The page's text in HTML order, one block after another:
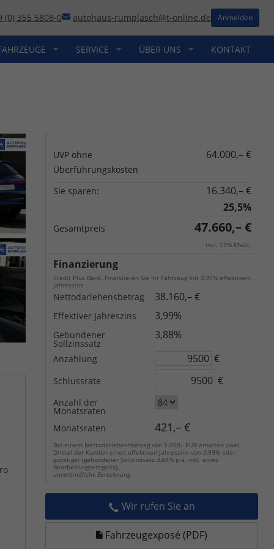
(0) 355 5808-0 autohaus-rumplasch@t-online.de Anmelden
SERVICE ÜBER UNS KONTAKT
UVP ohne
Überführungskosten
64.000,– €
Sie sparen:
16.340,– €
25,5%
Gesamtpreis 47.660,– €
incl. 19% MwSt.
Finanzierung
Credit Plus Bank. Finanzieren Sie Ihr Fahrzeug mit 3,99% effektivem
Jahreszins
Nettodarlehensbetrag 38.160,– €
Effektiver Jahreszins 3,99%
Gebundener
Sollzinssatz
3,88%
Anzahlung €
Schlussrate €
Anzahl der
Monatsraten
Monatsraten
421,– €
Bei einem Nettodarlehensbetrag von 5.000,- EUR erhalten zwei
Drittel der Kunden einen effektiven Jahreszins von 3,99% oder
günstiger (gebundener Sollzinssatz 3,88% p.a. inkl. eines
Bearbeitungsentgelts).
unverbindliche Berechnung
Wir rufen Sie an
Fahrzeugexposé (PDF)